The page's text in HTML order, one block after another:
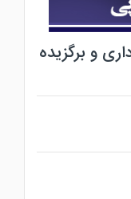
و برگزیده